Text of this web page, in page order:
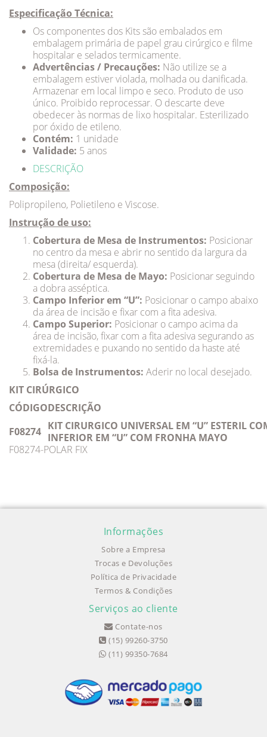
Especificação Técnica:
Os componentes dos Kits são embalados em
embalagem primária de papel grau cirúrgico e filme
hospitalar e selados termicamente.
Advertências / Precauções: Não utilize se a
embalagem estiver violada, molhada ou danificada.
Armazenar em local limpo e seco. Produto de uso
único. Proibido reprocessar. O descarte deve
obedecer às normas de lixo hospitalar. Esterilizado
por óxido de etileno.
Contém: 1 unidade
Validade: 5 anos
DESCRIÇÃO
Composição:
Polipropileno, Polietileno e Viscose.
Instrução de uso:
Cobertura de Mesa de Instrumentos: Posicionar
no centro da mesa e abrir no sentido da largura da
mesa (direita/ esquerda).
Cobertura de Mesa de Mayo: Posicionar seguindo
a dobra asséptica.
Campo Inferior em “U”: Posicionar o campo abaixo
da área de incisão e ﬁxar com a ﬁta adesiva.
Campo Superior: Posicionar o campo acima da
área de incisão, ﬁxar com a ﬁta adesiva segurando as
extremidades e puxando no sentido da haste até
ﬁxá-la.
Bolsa de Instrumentos: Aderir no local desejado.
KIT CIRÚRGICO
CÓDIGODESCRIÇÃO
F08274 KIT CIRURGICO UNIVERSAL EM “U” ESTERIL
INFERIOR EM “U” COM FRONHA MAYO
F08274-POLAR FIX
Informações
Sobre a Empresa
Trocas e Devoluções
Política de Privacidade
Termos & Condições
Serviços ao cliente
Contate-nos
(15) 99260-3750
(11) 99350-7684